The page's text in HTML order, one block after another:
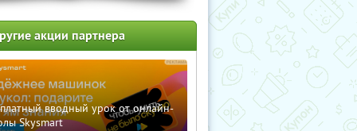
акции партнера
вводный урок от онлайн-
Skysmart